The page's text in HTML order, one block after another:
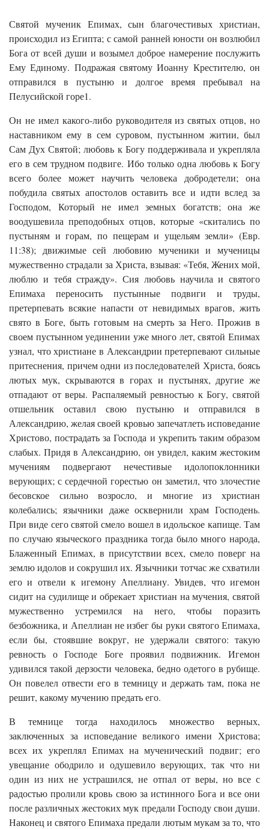
Святой мученик Епимах, сын благочестивых христиан,
происходил из Египта; с самой ранней юности он возлюбил
Бога от всей души и возымел доброе намерение послужить
Ему Единому. Подражая святому Иоанну Крестителю, он
отправился в пустыню и долгое время пребывал на
Пелусийской горе1.
Он не имел какого-либо руководителя из святых отцов, но
наставником ему в сем суровом, пустынном житии, был
Сам Дух Святой; любовь к Богу поддерживала и укрепляла
его в сем трудном подвиге. Ибо только одна любовь к Богу
всего более может научить человека добродетели; она
побудила святых апостолов оставить все и идти вслед за
Господом, Который не имел земных богатств; она же
воодушевила преподобных отцов, которые «скитались по
пустыням и горам, по пещерам и ущельям земли» (Евр.
11:38); движимые сей любовию мученики и мученицы
мужественно страдали за Христа, взывая: «Тебя, Жених мой,
люблю и тебя стражду». Сия любовь научила и святого
Епимаха переносить пустынные подвиги и труды,
претерпевать всякие напасти от невидимых врагов, жить
свято в Боге, быть готовым на смерть за Него. Прожив в
своем пустынном уединении уже много лет, святой Епимах
узнал, что христиане в Александрии претерпевают сильные
притеснения, причем одни из последователей Христа, боясь
лютых мук, скрываются в горах и пустынях, другие же
отпадают от веры. Распаляемый ревностью к Богу, святой
отшельник оставил свою пустыню и отправился в
Александрию, желая своей кровью запечатлеть исповедание
Христово, пострадать за Господа и укрепить таким образом
слабых. Придя в Александрию, он увидел, каким жестоким
мучениям подвергают нечестивые идолопоклонники
верующих; с сердечной горестью он заметил, что злочестие
бесовское сильно возросло, и многие из христиан
колебались; язычники даже осквернили храм Господень.
При виде сего святой смело вошел в идольское капище. Там
по случаю языческого праздника тогда было много народа,
Блаженный Епимах, в присутствии всех, смело поверг на
землю идолов и сокрушил их. Язычники тотчас же схватили
его и отвели к игемону Апеллиану. Увидев, что игемон
сидит на судилище и обрекает христиан на мучения, святой
мужественно устремился на него, чтобы поразить
безбожника, и Апеллиан не избег бы руки святого Епимаха,
если бы, стоявшие вокруг, не удержали святого: такую
ревность о Господе Боге проявил подвижник. Игемон
удивился такой дерзости человека, бедно одетого в рубище.
Он повелел отвести его в темницу и держать там, пока не
решит, какому мучению предать его.
В темнице тогда находилось множество верных,
заключенных за исповедание великого имени Христова;
всех их укреплял Епимах на мученический подвиг; его
увещание ободрило и одушевило верующих, так что ни
один из них не устрашился, не отпал от веры, но все с
радостью пролили кровь свою за истинного Бога и все они
после различных жестоких мук предали Господу свои души.
Наконец и святого Епимаха предали лютым мукам за то, что